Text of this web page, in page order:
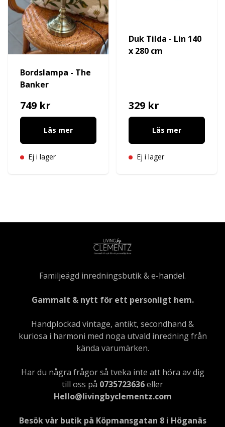
Bordslampa - The
Banker
749 kr
Läs mer
Ej i lager
Duk Tilda - Lin 140
x 280 cm
329 kr
Läs mer
Ej i lager
Familjeägd inredningsbutik & e-handel.
Gammalt & nytt för ett personligt hem.
Handplockad vintage, antikt, secondhand &
kuriosa i harmoni med noga utvald inredning från
kända varumärken.
Har du några frågor så tveka inte att höra av dig
till oss på 0735723636eller
Hello@livingbyclementz.com
Besök vår butik på Köpmansgatan 8 i Höganäs